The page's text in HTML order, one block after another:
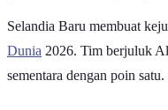
Selandia Baru membuat
Dunia 2026. Tim berjuluk
sementara dengan poin satu.